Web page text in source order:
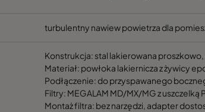
1195 595
1307 697
1307 697
turbulentny nawiew powietrza dla
Konstrukcja: stal lakierowana proszkowo,
Materiał: powłoka lakiernicza z żywicy
Podłączenie: do przyspawanego
Filtry: MEGALAM MD/MX/MG z
Montaż filtra: bez narzędzi, adapter